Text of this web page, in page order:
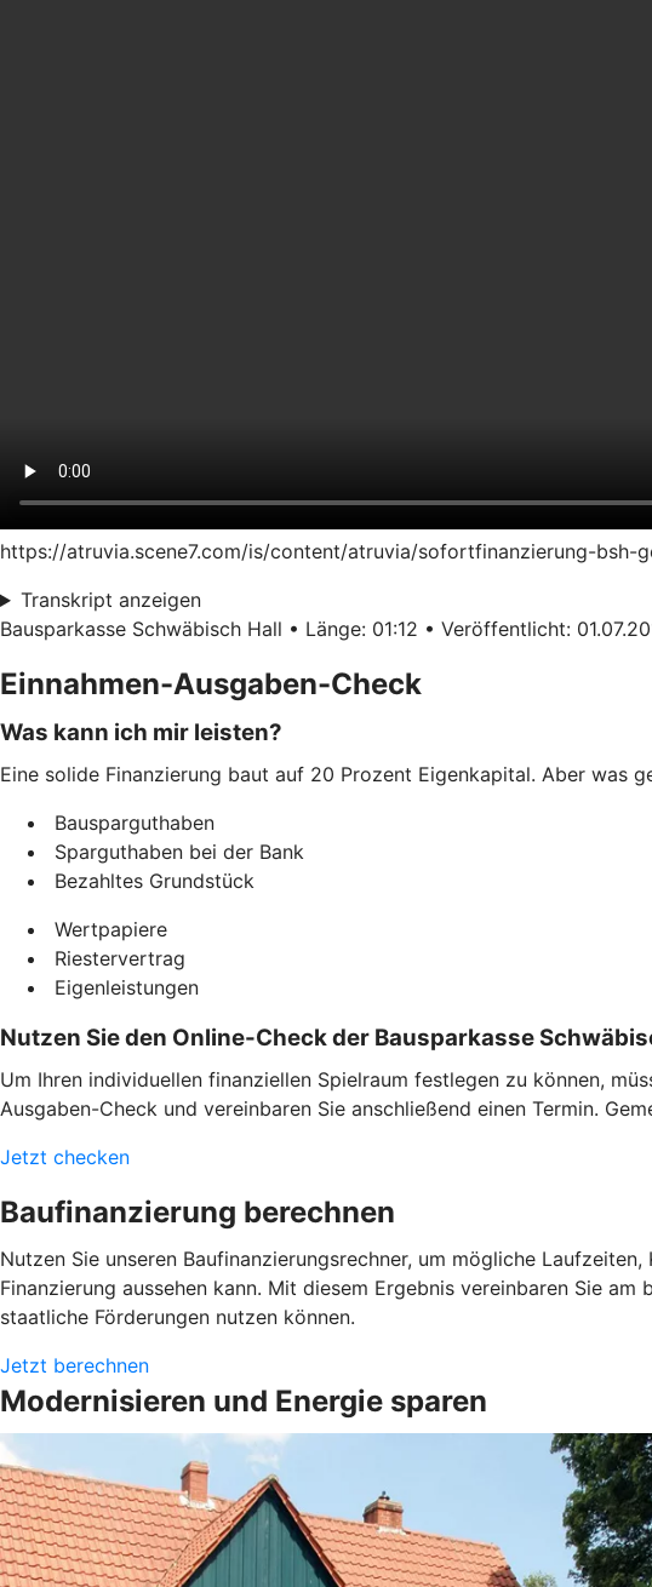
https://atruvia.scene7.com/is/content/atruvia/sofortfinanzierung-bsh-
Transkript anzeigen
Bausparkasse Schwäbisch Hall • Länge: 01:12 • Veröffentlicht:
Einnahmen-Ausgaben-Check
Was kann ich mir leisten?
Eine solide Finanzierung baut auf 20 Prozent Eigenkapital. Aber was
Bausparguthaben
Sparguthaben bei der Bank
Bezahltes Grundstück
Wertpapiere
Riestervertrag
Eigenleistungen
Nutzen Sie den Online-Check der Bausparkasse
Um Ihren individuellen finanziellen Spielraum festlegen zu können,
Ausgaben-Check und vereinbaren Sie anschließend einen Termin.
Jetzt checken
Baufinanzierung berechnen
Nutzen Sie unseren Baufinanzierungsrechner, um mögliche
Finanzierung aussehen kann. Mit diesem Ergebnis vereinbaren Sie
staatliche Förderungen nutzen können.
Jetzt berechnen
Modernisieren und Energie sparen